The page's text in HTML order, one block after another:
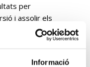
Informació
per
i assolir els